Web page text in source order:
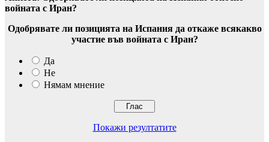
войната с Иран?
Одобрявате ли позицията на Испания да откаже всякакво
участие във войната с Иран?
Да
Не
Нямам мнение
Покажи резултатите